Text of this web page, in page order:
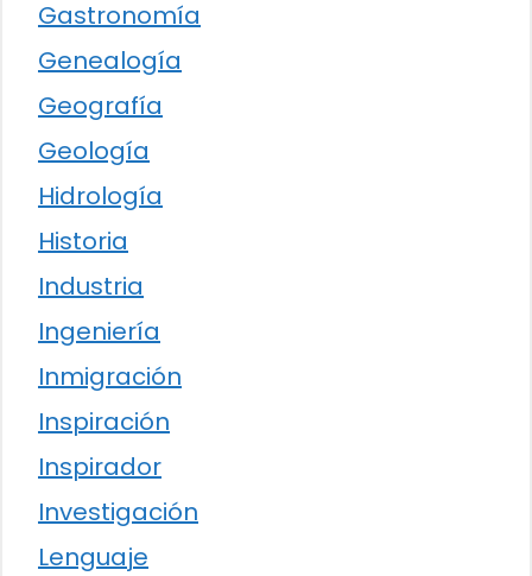
Gastronomía
Genealogía
Geografía
Geología
Hidrología
Historia
Industria
Ingeniería
Inmigración
Inspiración
Inspirador
Investigación
Lenguaje